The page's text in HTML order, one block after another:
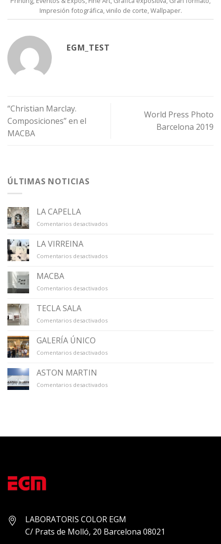
Impresión fotográfica,vinilo de corte,Wallpaper.
EGM_TEST
“Christian Marclay.
Composiciones” en el
MACBA
World Press Photo
Barcelona 2019
ÚLTIMAS NOTICIAS
LA CAPELLA
Comentarios desactivadosen
LA VIRREINA
Comentarios desactivadosen
MACBA
Comentarios desactivadosen
TECLA SALA
Comentarios desactivadosen
GALERÍA ÚNICO
Comentarios desactivadosen
ASTON MARTIN
Comentarios desactivadosen
LABORATORIS COLOR EGM
C/ Prats de Molló, 20 Barcelona 08021